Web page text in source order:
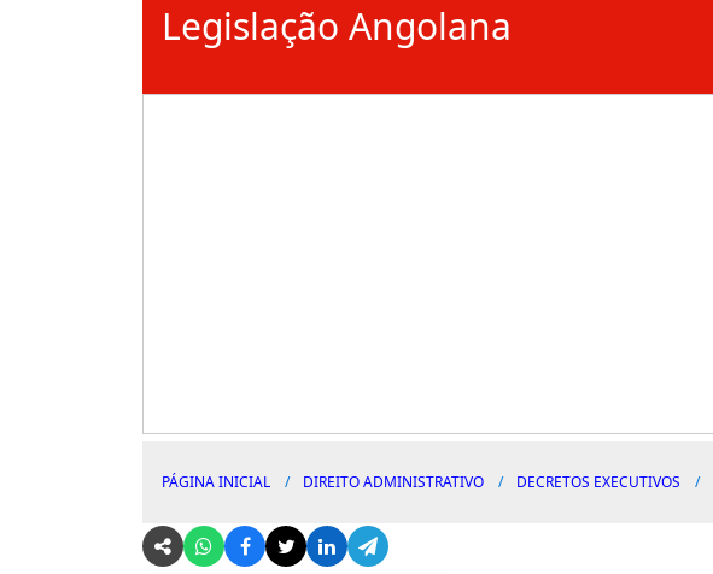
Legislação Angolana
PÁGINA INICIAL DIREITO ADMINISTRATIVO DECRETOS EXECUTIVOS